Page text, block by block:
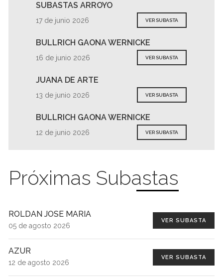
SUBASTAS ARROYO
17 de junio 2026 VER SUBASTA
BULLRICH GAONA WERNICKE
16 de junio 2026 VER SUBASTA
JUANA DE ARTE
13 de junio 2026 VER SUBASTA
BULLRICH GAONA WERNICKE
12 de junio 2026 VER SUBASTA
Próximas Subastas
ROLDAN JOSE MARIA
05 de agosto 2026
VER SUBASTA
AZUR
12 de agosto 2026
VER SUBASTA